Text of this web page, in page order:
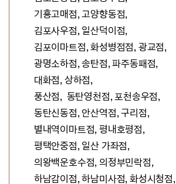
기흥고매점, 고양향동점,
김포사우점, 일산덕이점,
김포이마트점, 화성병점점, 광교점,
광명소하점, 송탄점, 파주동패점,
대화점, 상하점,
풍산점, 동탄영천점, 포천송우점,
동탄신동점,안산역점, 구리점,
별내역이마트점,평내호평점,
평택안중점, 일산 가좌점,
의왕백운호수점, 의정부민락점,
하남감이점, 하남미사점, 화성시청점,